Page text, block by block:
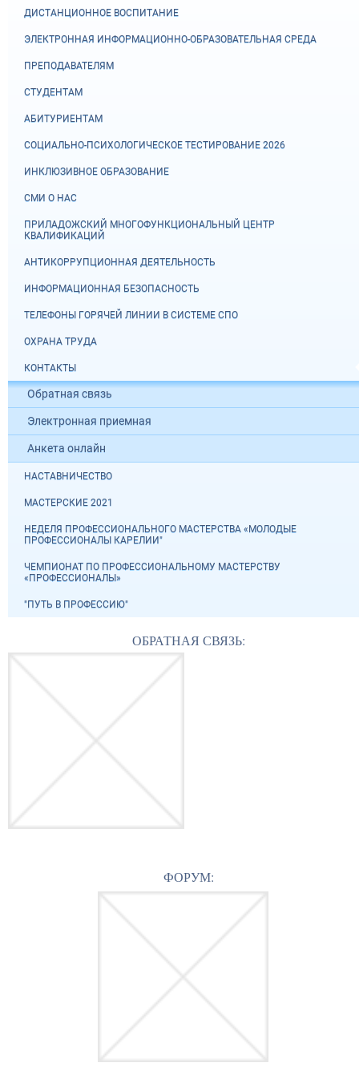
ДИСТАНЦИОННОЕ ВОСПИТАНИЕ
ЭЛЕКТРОННАЯ ИНФОРМАЦИОННО-ОБРАЗОВАТЕЛЬНАЯ СРЕДА
ПРЕПОДАВАТЕЛЯМ
СТУДЕНТАМ
АБИТУРИЕНТАМ
СОЦИАЛЬНО-ПСИХОЛОГИЧЕСКОЕ ТЕСТИРОВАНИЕ 2026
ИНКЛЮЗИВНОЕ ОБРАЗОВАНИЕ
СМИ О НАС
ПРИЛАДОЖСКИЙ МНОГОФУНКЦИОНАЛЬНЫЙ ЦЕНТР
КВАЛИФИКАЦИЙ
АНТИКОРРУПЦИОННАЯ ДЕЯТЕЛЬНОСТЬ
ИНФОРМАЦИОННАЯ БЕЗОПАСНОСТЬ
ТЕЛЕФОНЫ ГОРЯЧЕЙ ЛИНИИ В СИСТЕМЕ СПО
ОХРАНА ТРУДА
КОНТАКТЫ
Обратная связь
Электронная приемная
Анкета онлайн
НАСТАВНИЧЕСТВО
МАСТЕРСКИЕ 2021
НЕДЕЛЯ ПРОФЕССИОНАЛЬНОГО МАСТЕРСТВА «МОЛОДЫЕ
ПРОФЕССИОНАЛЫ КАРЕЛИИ"
ЧЕМПИОНАТ ПО ПРОФЕССИОНАЛЬНОМУ МАСТЕРСТВУ
«ПРОФЕССИОНАЛЫ»
"ПУТЬ В ПРОФЕССИЮ"
ОБРАТНАЯ СВЯЗЬ:
ФОРУМ: